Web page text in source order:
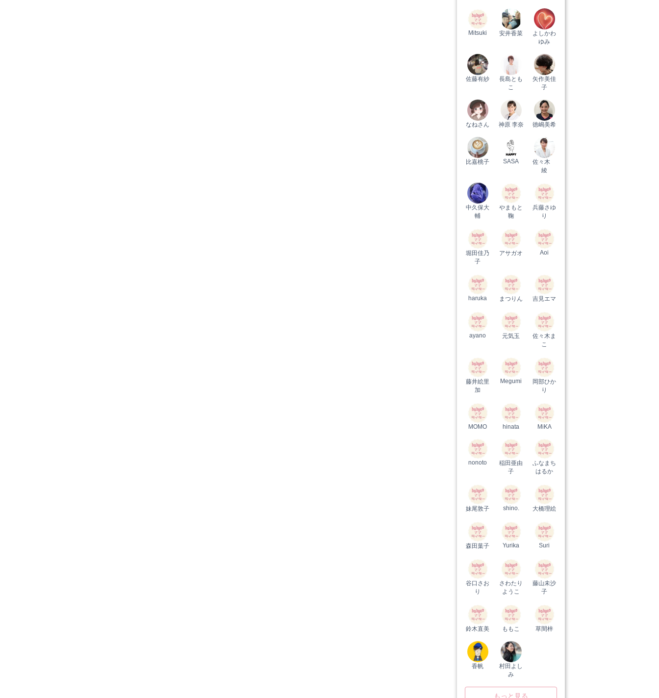
Mitsuki 安井香菜
よしかわ
ゆみ
佐藤有紗
長島とも
こ
矢作美佳
子
なねさん 神原 李奈 徳嶋美希
比嘉桃子 SASA
佐々木
綾
中久保大
輔
やまもと
鞠
兵藤さゆ
り
堀田佳乃
子
アサガオ Aoi
haruka まつりん 吉見エマ
ayano 元気玉
佐々木ま
こ
藤井絵里
加
Megumi
岡部ひか
り
MOMO hinata MiKA
nonoto
稲田亜由
子
ふなまち
はるか
妹尾敦子 shino. 大橋理絵
森田葉子 Yurika Suri
谷口さお
り
さわたり
ようこ
藤山未沙
子
鈴木直美 ももこ 草間梓
香帆
村田よし
み
もっと見る